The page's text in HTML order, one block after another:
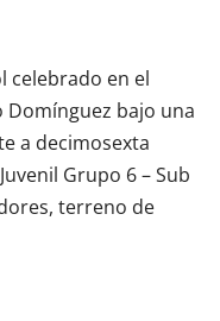
celebrado en el
Domínguez bajo una
a decimosexta
Grupo 6 – Sub
terreno de